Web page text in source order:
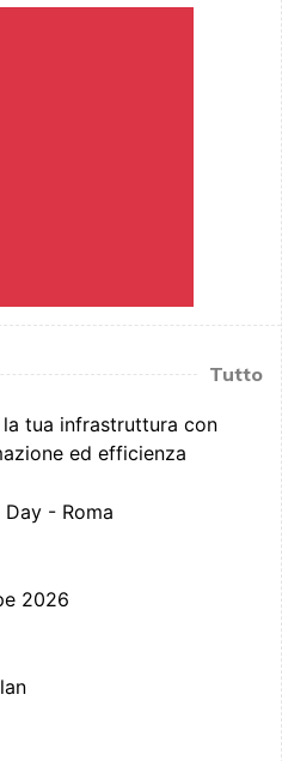
Tutto
la tua infrastruttura con
ed efficienza
- Roma
2026